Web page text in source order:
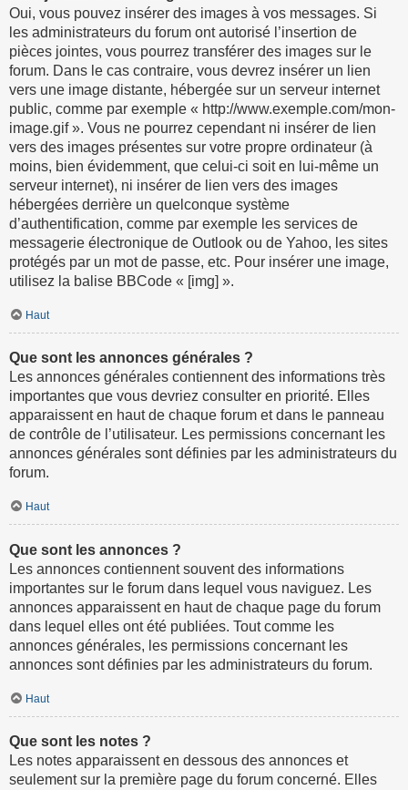
Oui, vous pouvez insérer des images à vos messages. Si
les administrateurs du forum ont autorisé l’insertion de
pièces jointes, vous pourrez transférer des images sur le
forum. Dans le cas contraire, vous devrez insérer un lien
vers une image distante, hébergée sur un serveur internet
public, comme par exemple « http://www.exemple.com/mon-
image.gif ». Vous ne pourrez cependant ni insérer de lien
vers des images présentes sur votre propre ordinateur (à
moins, bien évidemment, que celui-ci soit en lui-même un
serveur internet), ni insérer de lien vers des images
hébergées derrière un quelconque système
d’authentification, comme par exemple les services de
messagerie électronique de Outlook ou de Yahoo, les sites
protégés par un mot de passe, etc. Pour insérer une image,
utilisez la balise BBCode « [img] ».
Haut
Que sont les annonces générales ?
Les annonces générales contiennent des informations très
importantes que vous devriez consulter en priorité. Elles
apparaissent en haut de chaque forum et dans le panneau
de contrôle de l’utilisateur. Les permissions concernant les
annonces générales sont définies par les administrateurs du
forum.
Haut
Que sont les annonces ?
Les annonces contiennent souvent des informations
importantes sur le forum dans lequel vous naviguez. Les
annonces apparaissent en haut de chaque page du forum
dans lequel elles ont été publiées. Tout comme les
annonces générales, les permissions concernant les
annonces sont définies par les administrateurs du forum.
Haut
Que sont les notes ?
Les notes apparaissent en dessous des annonces et
seulement sur la première page du forum concerné. Elles